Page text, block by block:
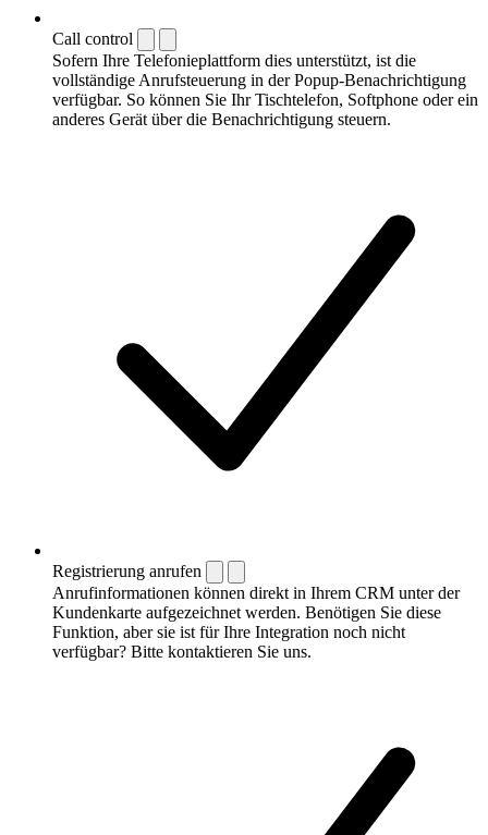
Call control
Sofern Ihre Telefonieplattform dies unterstützt, ist die
vollständige Anrufsteuerung in der Popup-Benachrichtigung
verfügbar. So können Sie Ihr Tischtelefon, Softphone oder ein
anderes Gerät über die Benachrichtigung steuern.
Registrierung anrufen
Anrufinformationen können direkt in Ihrem CRM unter der
Kundenkarte aufgezeichnet werden. Benötigen Sie diese
Funktion, aber sie ist für Ihre Integration noch nicht
verfügbar? Bitte kontaktieren Sie uns.